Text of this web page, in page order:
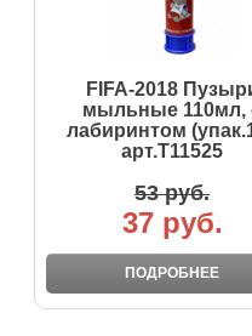
FIFA-2018
мыльные 110мл,
лабиринтом
арт.Т11525
53 руб.
37 руб.
ПОДРОБНЕЕ